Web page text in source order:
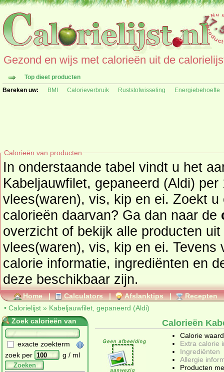
Gezond en wijs met calorieën uit de
Top dieet producten
Bereken uw:
BMI Calorieverbruik Ruststofwisseling Energiebehoefte
Calorieën van producten
In onderstaande tabel vindt u het
Kabeljauwfilet, gepaneerd (Aldi) per 100 gr. uit
vlees(waren), vis, kip en ei. Zoekt
calorieën daarvan? Ga dan naar de
overzicht of bekijk alle producten
vlees(waren), vis, kip en ei. Tevens vindt u ook de uitgebreide
calorie informatie, ingrediënten en de
deze beschikbaar zijn.
Home | Calculators | Afslanktips | Recepten
• Calorielijst » Kabeljauwfilet, gepaneerd (Aldi)
Zoek calorieën van
exacte zoekterm
zoek per
g / ml
Zoeken
Calorieën
Calorie
Extra calorie
Ingrediënten
Allergie
Producten